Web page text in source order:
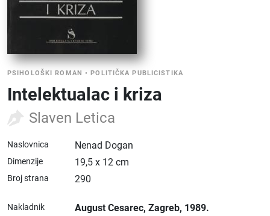
PSIHOLOŠKI ROMAN •POLITIČKA PUBLICISTIKA
Intelektualac i kriza
Slaven Letica
Naslovnica Nenad Dogan
Dimenzije 19,5 x 12 cm
Broj strana 290
Nakladnik August Cesarec, Zagreb, 1989.